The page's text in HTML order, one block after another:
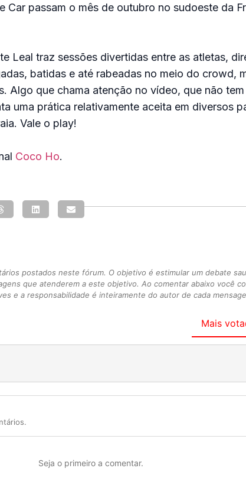
Car passam o mês de outubro no sudoeste da
Leal traz sessões divertidas entre as atletas,
batidas e até rabeadas no meio do crowd,
Algo que chama atenção no vídeo, que não
uma prática relativamente aceita em diversos
Vale o play!
Coco Ho.
postados neste fórum. O objetivo é estimular um debate
que atenderem a este objetivo. Ao comentar abaixo você
e a responsabilidade é inteiramente do autor de cada
Mais
Seja o primeiro a comentar.